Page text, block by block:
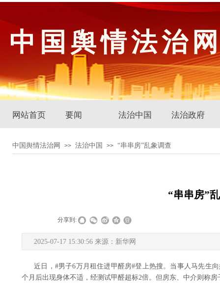
中国舆情法治
网站首页 要闻 法治中国 法治政府
中国舆情法治网 >> 法治中国 >> “串串房”乱象调查
“串串房”
分享到:
2025-07-17 15:30:56 来源：新华网
近日，#男子6万月租住进甲醛房#登上热搜。当事人马先生
个月后出现身体不适，经测试甲醛超标2倍。但房东、中介则称